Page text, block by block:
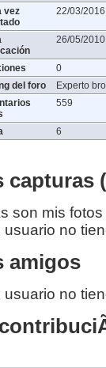
vez
22/03/
26/05/
0
del foro
Experto
559
6
capturas
son mis
usuario no
amigos
usuario no